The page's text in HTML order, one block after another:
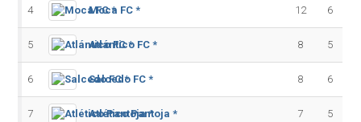
4 Moca FC * 12 6
5 Atlántico FC * 8 5
6 Salcedo FC * 8 6
7 Atlético Pantoja * 7 5